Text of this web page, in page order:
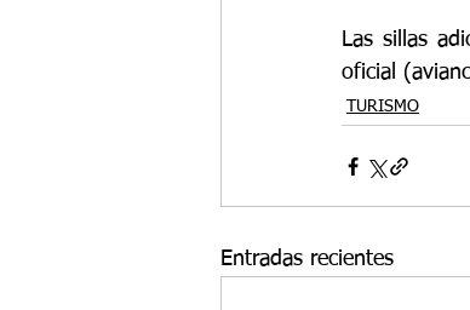
Las sillas
oficial
TURISMO
Entradas recientes